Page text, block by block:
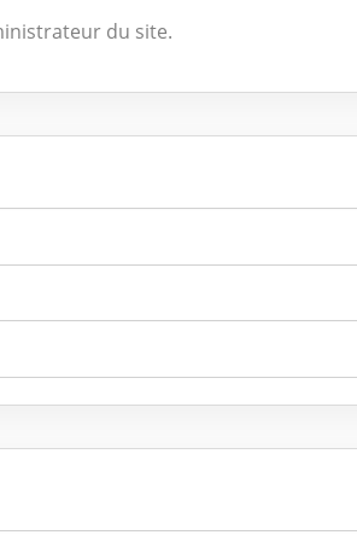
du site.